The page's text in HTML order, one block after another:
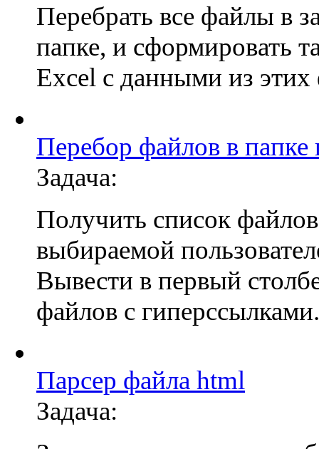
Перебрать все файлы в
папке, и сформировать
Excel с данными из этих
Перебор файлов в папке
Задача:
Получить список
выбираемой
Вывести в первый
файлов с гиперссылками.
Парсер файла html
Задача: